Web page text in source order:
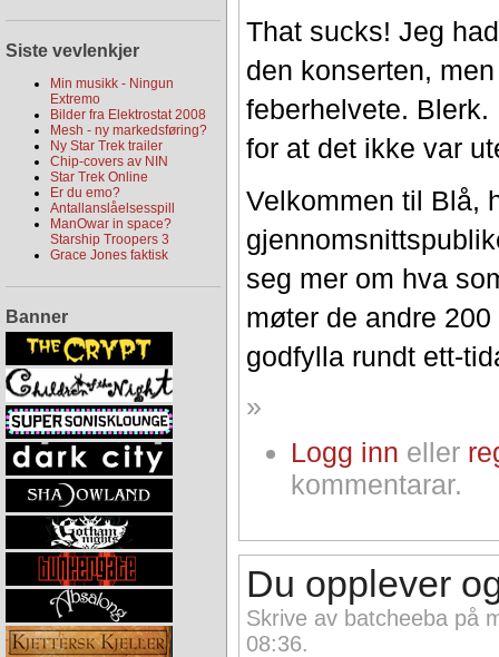
Siste vevlenkjer
Min musikk - Ningun
Extremo
Bilder fra Elektrostat 2008
Mesh - ny markedsføring?
Ny Star Trek trailer
Chip-covers av NIN
Star Trek Online
Er du emo?
Antallanslåelsesspill
ManOwar in space?
Starship Troopers 3
Grace Jones faktisk
Banner
That sucks! Jeg
den konserten,
feberhelvete.
for at det ikke var
Velkommen til Blå,
seg mer om hva
møter de andre
godfylla rundt ett-
»
Logg inn eller
kommentarar.
Du opplever
Skrive av batcheeba på
08:36.